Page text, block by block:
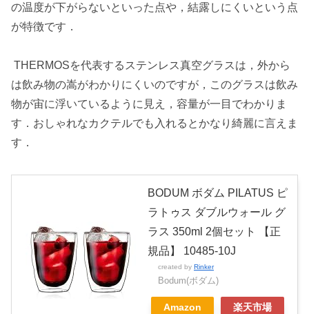
の温度が下がらないといった点や，結露しにくいという点
が特徴です．
THERMOSを代表するステンレス真空グラスは，外から
は飲み物の嵩がわかりにくいのですが，このグラスは飲み
物が宙に浮いているように見え，容量が一目でわかりま
す．おしゃれなカクテルでも入れるとかなり綺麗に言えま
す．
BODUM ボダム PILATUS ピ
ラトゥス ダブルウォール グ
ラス 350ml 2個セット 【正
規品】 10485-10J
created by Rinker
Bodum(ボダム)
Amazon 楽天市場